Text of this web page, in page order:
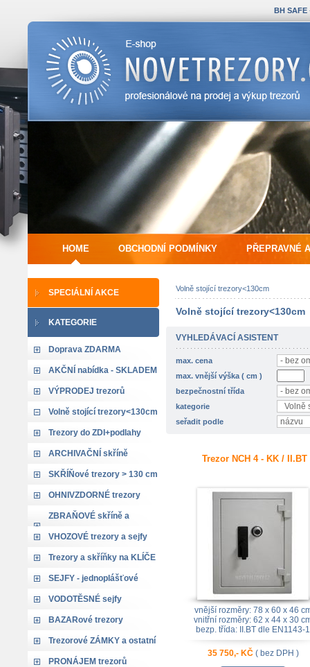
BH SAFE
HOME OBCHODNÍ PODMÍNKY PŘEPRAVNÉ
SPECIÁLNÍ AKCE
KATEGORIE
Doprava ZDARMA
AKČNÍ nabídka - SKLADEM
VÝPRODEJ trezorů
Volně stojící trezory<130cm
Trezory do ZDI+podlahy
ARCHIVAČNÍ skříně
SKŘÍŇové trezory > 130 cm
OHNIVZDORNÉ trezory
ZBRAŇOVÉ skříně a
trezory
VHOZOVÉ trezory a sejfy
Trezory a skříňky na KLÍČE
SEJFY - jednoplášťové
VODOTĚSNÉ sejfy
BAZARové trezory
Trezorové ZÁMKY a ostatní
PRONÁJEM trezorů
Volně stojící trezory<130cm
Volně stojící trezory<130cm
VYHLEDÁVACÍ ASISTENT
max. cena
max. vnější výška ( cm )
bezpečnostní třída
kategorie
seřadit podle
Trezor NCH 4 - KK / II.BT
vnější rozměry: 78 x 60 x 46
vnitřní rozměry: 62 x 44 x 30
bezp. třída: II.BT dle EN1143-1
35 750,- KČ( bez DPH )